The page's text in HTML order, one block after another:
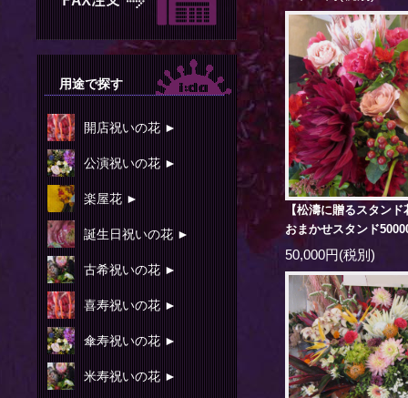
【松濤に贈るスタンド
おまかせスタンド
50,000円(税別)
用途で探す
開店祝いの花 ►
公演祝いの花 ►
楽屋花 ►
誕生日祝いの花 ►
古希祝いの花 ►
喜寿祝いの花 ►
傘寿祝いの花 ►
米寿祝いの花 ►